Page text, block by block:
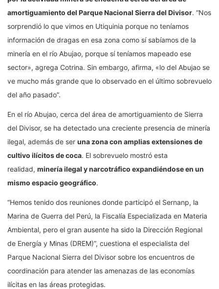
amortiguamiento del Parque Nacional Sierra del Divisor. “Nos
sorprendió lo que vimos en Utiquinia porque no teníamos
información de dragas en esa zona como sí sabíamos de la
minería en el río Abujao, porque sí teníamos mapeado ese
sector», agrega Cotrina. Sin embargo, afirma, «lo del Abujao se
ve mucho más grande que lo observado en el último sobrevuelo
del año pasado”.
En el río Abujao, cerca del área de amortiguamiento de Sierra
del Divisor, se ha detectado una creciente presencia de minería
ilegal, además de ser una zona con amplias extensiones de
cultivo ilícitos de coca. El sobrevuelo mostró esta
realidad, minería ilegal y narcotráfico expandiéndose en un
mismo espacio geográfico.
“Hemos tenido dos reuniones donde participó el Sernanp, la
Marina de Guerra del Perú, la Fiscalía Especializada en Materia
Ambiental, pero el gran ausente ha sido la Dirección Regional
de Energía y Minas (DREM)”, cuestiona el especialista del
Parque Nacional Sierra del Divisor sobre los encuentros de
coordinación para atender las amenazas de las economías
ilícitas en las áreas protegidas.